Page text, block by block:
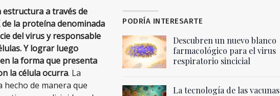
PODRÍA INTERESARTE
Descubren un nuevo blanco
farmacológico para el virus
respiratorio sincicial
La tecnología de las vacunas
estructura a través de
la proteína denominada
del virus y responsable
Y lograr luego
la forma que presenta
la célula ocurra. La
de manera que